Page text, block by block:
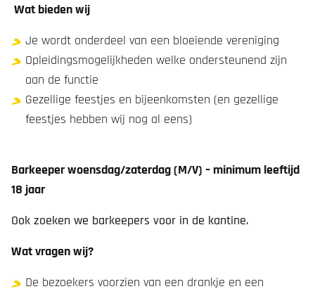
Wat bieden wij
Je wordt onderdeel van een bloeiende vereniging
Opleidingsmogelijkheden welke ondersteunend zijn
aan de functie
Gezellige feestjes en bijeenkomsten (en gezellige
feestjes hebben wij nog al eens)
Barkeeper woensdag/zaterdag (M/V) – minimum leeftijd
18 jaar
Ook zoeken we barkeepers voor in de kantine.
Wat vragen wij?
De bezoekers voorzien van een drankje en een